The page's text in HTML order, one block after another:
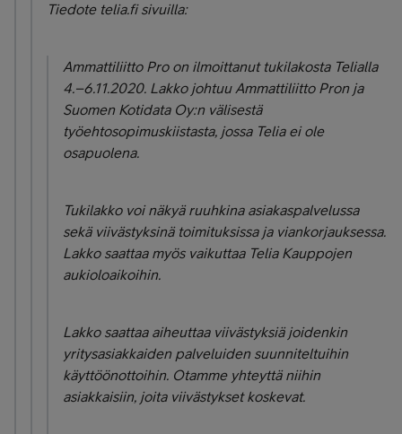
Tiedote telia.fi sivuilla:
Ammattiliitto Pro on ilmoittanut tukilakosta Telialla
4.–6.11.2020. Lakko johtuu Ammattiliitto Pron ja
Suomen Kotidata Oy:n välisestä
työehtosopimuskiistasta, jossa Telia ei ole
osapuolena.
Tukilakko voi näkyä ruuhkina asiakaspalvelussa
sekä viivästyksinä toimituksissa ja viankorjauksessa.
Lakko saattaa myös vaikuttaa Telia Kauppojen
aukioloaikoihin.
Lakko saattaa aiheuttaa viivästyksiä joidenkin
yritysasiakkaiden palveluiden suunniteltuihin
käyttöönottoihin. Otamme yhteyttä niihin
asiakkaisiin, joita viivästykset koskevat.